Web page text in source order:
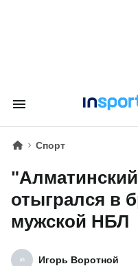
Спорт
отыгрался в
мужской НБЛ
Игорь Воротной